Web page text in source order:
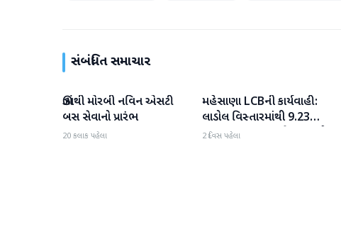
સંબંધિત સમાચાર
મહેસાણા
ઊંઝાથી મોરબી નવિન એસટી
બસ સેવાનો પ્રારંભ
20 કલાક પહેલા
મહેસાણા
મહેસાણા LCBની કાર્યવાહી:
લાડોલ વિસ્તારમાંથી 9.23
લાખના મુદ્દામાલ સાથે 2 શખ્સો
2 દિવસ પહેલા